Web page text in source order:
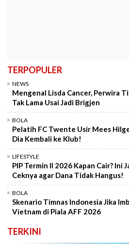
TERPOPULER
NEWS
Mengenal Lisda Cancer, Perwira
Tak Lama Usai Jadi Brigjen
BOLA
Pelatih FC Twente Usir Mees
Dia Kembali ke Klub!
LIFESTYLE
PIP Termin II 2026 Kapan Cair? Ini
Ceknya agar Dana Tidak Hangus!
BOLA
Skenario Timnas Indonesia Jika
Vietnam di Piala AFF 2026
TERKINI